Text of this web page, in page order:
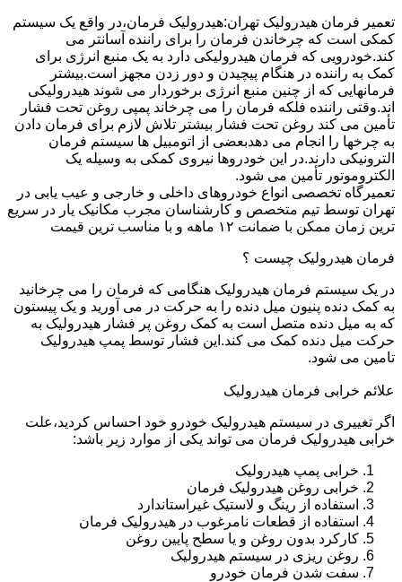
تعمیر فرمان هیدرولیک تهران:هیدرولیک فرمان،در واقع یک سیستم
کمکی است که چرخاندن فرمان را برای راننده آسانتر می
کند.خودرویی که فرمان هیدرولیکی دارد به یک منبع انرژی برای
کمک به راننده در هنگام پیچیدن و دور زدن مجهز است.بیشتر
فرمانهایی که از چنین منبع انرژی برخوردار می شوند هیدرولیکی
اند.وقتی راننده فلکه فرمان را می چرخاند پمپی روغن تحت فشار
تأمین می کند روغن تحت فشار بیشتر تلاش لازم برای فرمان دادن
به چرخها را انجام می دهدبعضی از اتومبیل ها سیستم فرمان
الترونیکی دارند.در این خودروها نیروی کمکی به وسیله یک
الکتروموتور تأمین می شود.
تعمیرگاه تخصصی انواع خودروهای داخلی و خارجی و عیب یابی در
تهران توسط تیم متخصص و کارشناسان مجرب مکانیک یار در سریع
ترین زمان ممکن با ضمانت ۱۲ ماهه و با مناسب ترین قیمت
فرمان هیدرولیک چیست ؟
در یک سیستم فرمان هیدرولیک هنگامی که فرمان را می چرخانید
به کمک دنده پنیون میل دنده را به حرکت در می آورید و یک پیستون
که به میل دنده متصل است به کمک روغن پر فشار هیدرولیک به
حرکت میل دنده کمک می کند.این فشار توسط پمپ هیدرولیک
تامین می شود.
علائم خرابی فرمان هیدرولیک
اگر تغییری در سیستم هیدرولیک خودرو خود احساس کردید،علت
خرابی هیدرولیک فرمان می تواند یکی از موارد زیر باشد:
خرابی پمپ هیدرولیک
خرابی روغن هیدرولیک فرمان
استفاده از رینگ و لاستیک غیراستاندارد
استفاده از قطعات نامرغوب در هیدرولیک فرمان
کارکرد بدون روغن و یا سطح پایین روغن
روغن ریزی در سیستم هیدرولیک
سفت شدن فرمان خودرو